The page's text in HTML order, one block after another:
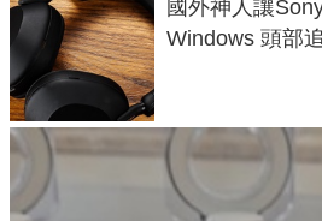
國外神人讓
Windows 頭部